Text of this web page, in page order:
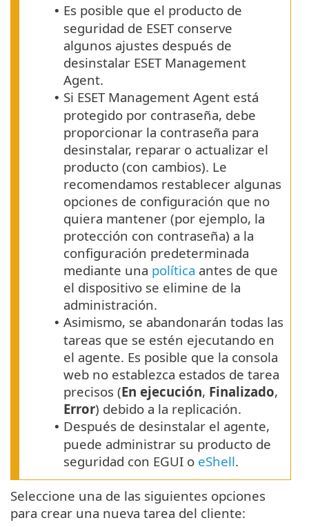
• Es posible que el producto de
seguridad de ESET conserve
algunos ajustes después de
desinstalar ESET Management
Agent.
• Si ESET Management Agent está
protegido por contraseña, debe
proporcionar la contraseña para
desinstalar, reparar o actualizar el
producto (con cambios). Le
recomendamos restablecer algunas
opciones de configuración que no
quiera mantener (por ejemplo, la
protección con contraseña) a la
configuración predeterminada
mediante una política antes de que
el dispositivo se elimine de la
administración.
• Asimismo, se abandonarán todas las
tareas que se estén ejecutando en
el agente. Es posible que la consola
web no establezca estados de tarea
precisos (En ejecución, Finalizado,
Error) debido a la replicación.
• Después de desinstalar el agente,
puede administrar su producto de
seguridad con EGUI o eShell.
Seleccione una de las siguientes opciones
para crear una nueva tarea del cliente: